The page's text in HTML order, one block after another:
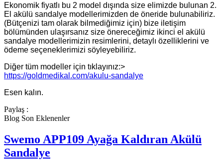
Ekonomik fiyatlı bu 2 model dışında size elimizde bulunan 2.
El akülü sandalye modellerimizden de öneride bulunabiliriz.
(Bütçenizi tam olarak bilmediğimiz için) bize iletişim
bölümünden ulaşırsanız size önereceğimiz ikinci el akülü
sandalye modellerimizin resimlerini, detaylı özelliklerini ve
ödeme seçeneklerimizi söyleyebiliriz.
Diğer tüm modeller için tıklayınız:>
https://goldmedikal.com/akulu-sandalye
Esen kalın.
Paylaş :
Blog Son Eklenenler
Swemo APP109 Ayağa Kaldıran Akülü
Sandalye